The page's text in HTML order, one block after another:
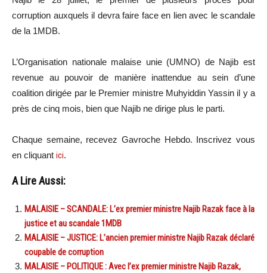
corruption auxquels il devra faire face en lien avec le scandale
de la 1MDB.
L’Organisation nationalemalaise unie (UMNO) de Najib est
revenue au pouvoir de manière inattendue au sein d’une
coalition dirigée par le Premier ministre MuhyiddinYassin il y a
près de cinq mois, bien que Najib ne dirige plus le parti.
Chaque semaine, recevez Gavroche Hebdo. Inscrivez vous
en cliquant ici.
A Lire Aussi:
MALAISIE – SCANDALE: L’ex premier ministre Najib Razak face à la
justice et au scandale 1MDB
MALAISIE – JUSTICE: L’ancien premier ministre Najib Razak déclaré
coupable de corruption
MALAISIE – POLITIQUE : Avec l’ex premier ministre Najib Razak,